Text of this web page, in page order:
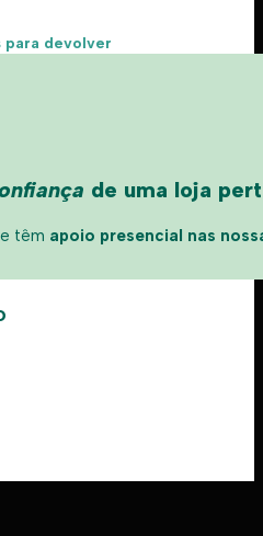
para devolver
de uma loja
têm apoio presencial nas